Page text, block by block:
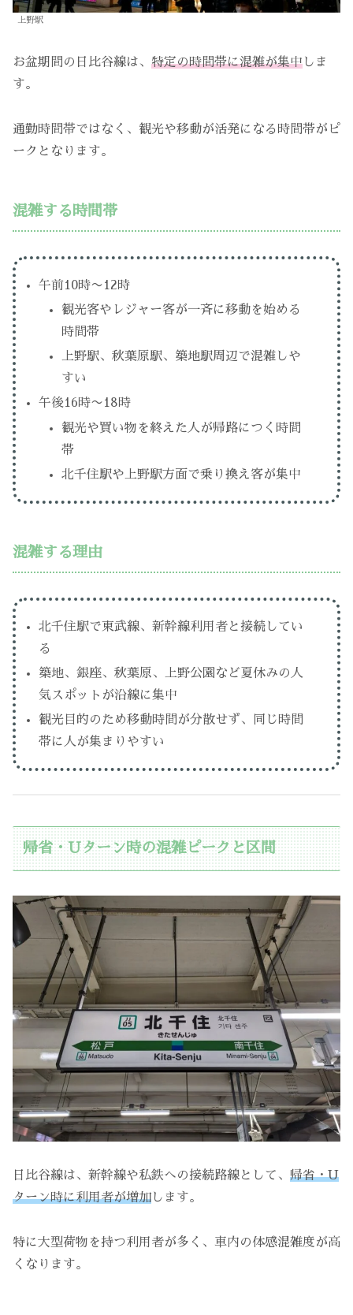
上野駅
お盆期間の日比谷線は、 特定の時間帯に混雑が集中 しま
す。
通勤時間帯ではなく、観光や移動が活発になる時間帯がピ
ークとなります。
混雑する時間帯
午前10時〜12時
観光客やレジャー客が一斉に移動を始める
時間帯
上野駅、秋葉原駅、築地駅周辺で混雑しや
すい
午後16時〜18時
観光や買い物を終えた人が帰路につく時間
帯
北千住駅や上野駅方面で乗り換え客が集中
混雑する理由
北千住駅で東武線、新幹線利用者と接続してい
る
築地、銀座、秋葉原、上野公園など夏休みの人
気スポットが沿線に集中
観光目的のため移動時間が分散せず、同じ時間
帯に人が集まりやすい
帰省・Uターン時の混雑ピークと区間
日比谷線は、新幹線や私鉄への接続路線として、 帰省・U
ターン時に利用者が増加 します。
特に大型荷物を持つ利用者が多く、車内の体感混雑度が高
くなります。